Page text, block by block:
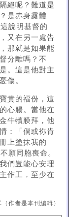
絕呢？難道是
是赤身露體
說明基督的
又在另一處告
那就是如果能
分離嗎？不
。這是他對主
傷。
貴的福份，這
心腸。當他在
牛犢膜拜，他
：「倘或袮肯
上塗抹我的
願同胞喪命。
們豈能心安理
作工，至少在
（作者是本刊編輯）